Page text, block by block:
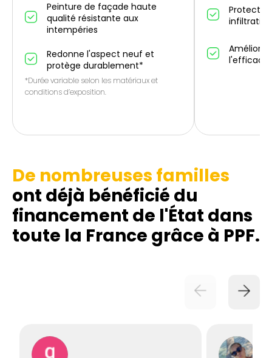
Peinture de façade haute
qualité résistante aux
intempéries
Redonne l'aspect neuf et
protège durablement*
*Durée variable selon les matériaux et
conditions d’exposition.
De nombreuses familles
ont déjà bénéficié du
financement de l'État dans
toute la France grâce à PPF.